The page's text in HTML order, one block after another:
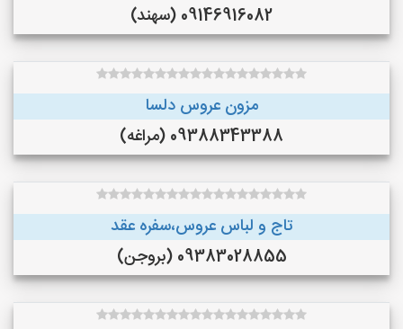
09146916082 (سهند)
مزون عروس دلسا
09388343388 (مراغه)
تاج و لباس عروس،سفره عقد
09383028855 (بروجن)